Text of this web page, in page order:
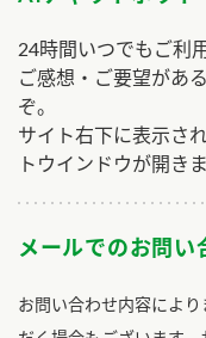
24時間いつでもご利
ご感想・ご要望があ
ぞ。
サイト右下に表示さ
トウインドウが開きま
メールでのお問い
お問い合わせ内容によ